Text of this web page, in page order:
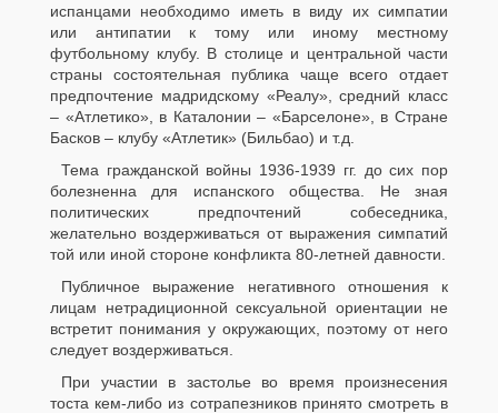
испанцами необходимо иметь в виду их симпатии
или антипатии к тому или иному местному
футбольному клубу. В столице и центральной части
страны состоятельная публика чаще всего отдает
предпочтение мадридскому «Реалу», средний класс
– «Атлетико», в Каталонии – «Барселоне», в Стране
Басков – клубу «Атлетик» (Бильбао) и т.д.
Тема гражданской войны 1936-1939 гг. до сих пор
болезненна для испанского общества. Не зная
политических предпочтений собеседника,
желательно воздерживаться от выражения симпатий
той или иной стороне конфликта 80-летней давности.
Публичное выражение негативного отношения к
лицам нетрадиционной сексуальной ориентации не
встретит понимания у окружающих, поэтому от него
следует воздерживаться.
При участии в застолье во время произнесения
тоста кем-либо из сотрапезников принято смотреть в